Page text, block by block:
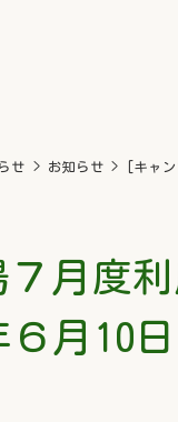
せ > お知らせ > [キャ
月度
月10